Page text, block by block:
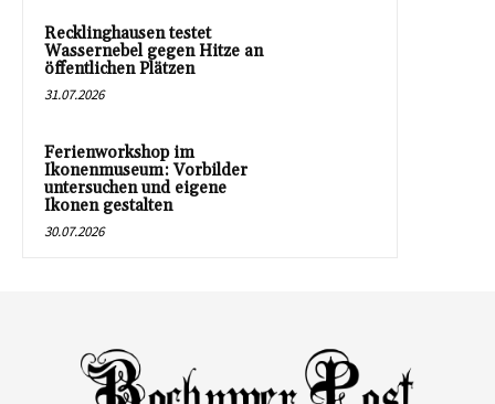
Recklinghausen testet
Wassernebel gegen Hitze an
öffentlichen Plätzen
31.07.2026
Ferienworkshop im
Ikonenmuseum: Vorbilder
untersuchen und eigene
Ikonen gestalten
30.07.2026